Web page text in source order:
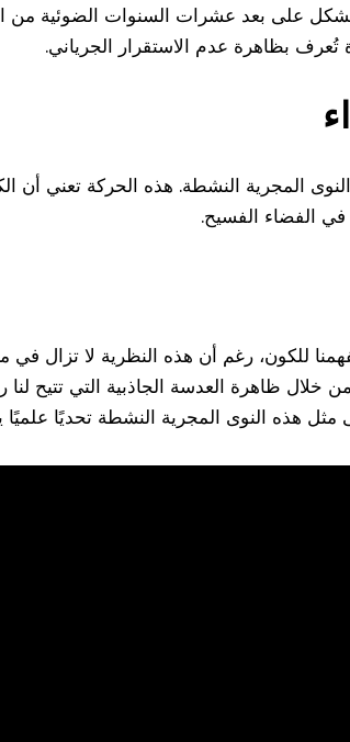
على بعد عشرات السنوات الضوئية من
بظاهرة عدم الاستقرار الجرياني.
المجرية النشطة. هذه الحركة تعني
في الفضاء الفسيح.
للكون، رغم أن هذه النظرية لا تزال في
ظاهرة العدسة الجاذبية التي تتيح لنا
هذه النوى المجرية النشطة تحديًا